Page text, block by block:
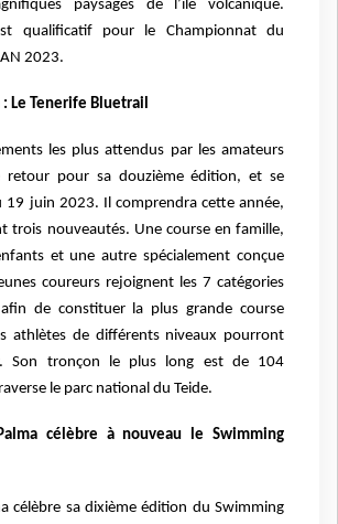
paysages de l’île volcanique.
qualificatif pour le Championnat du
2023.
Le Tenerife Bluetrail
les plus attendus par les amateurs
pour sa douzième édition, et se
19 juin 2023. Il comprendra cette année,
trois nouveautés. Une course en famille,
et une autre spécialement conçue
coureurs rejoignent les 7 catégories
de constituer la plus grande course
athlètes de différents niveaux pourront
Son tronçon le plus long est de 104
le parc national du Teide.
célèbre à nouveau le Swimming
célèbre sa dixième édition du Swimming